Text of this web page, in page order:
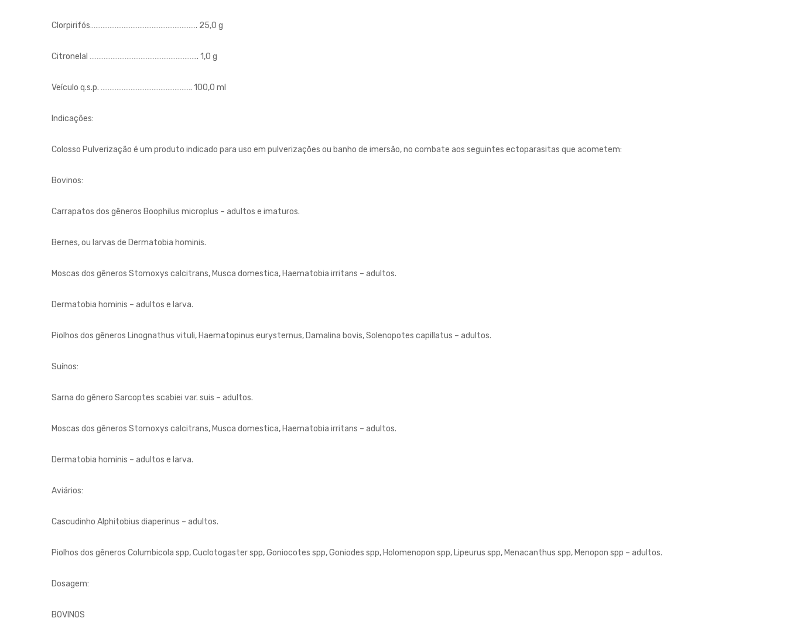
Clorpirifós……………………………………………………. 25,0 g
Citronelal …………………………………………………….. 1,0 g
Veículo q.s.p. ……………………………………………. 100,0 ml
Indicações:
Colosso Pulverização é um produto indicado para uso em pulverizações ou banho de imersão, no combate aos seguintes ectoparasitas que acometem:
Bovinos:
Carrapatos dos gêneros Boophilus microplus – adultos e imaturos.
Bernes, ou larvas de Dermatobia hominis.
Moscas dos gêneros Stomoxys calcitrans, Musca domestica, Haematobia irritans – adultos.
Dermatobia hominis – adultos e larva.
Piolhos dos gêneros Linognathus vituli, Haematopinus eurysternus, Damalina bovis, Solenopotes capillatus – adultos.
Suínos:
Sarna do gênero Sarcoptes scabiei var. suis – adultos.
Moscas dos gêneros Stomoxys calcitrans, Musca domestica, Haematobia irritans – adultos.
Dermatobia hominis – adultos e larva.
Aviários:
Cascudinho Alphitobius diaperinus – adultos.
Piolhos dos gêneros Columbicola spp, Cuclotogaster spp, Goniocotes spp, Goniodes spp, Holomenopon spp, Lipeurus spp, Menacanthus spp, Menopon spp – adultos.
Dosagem:
BOVINOS